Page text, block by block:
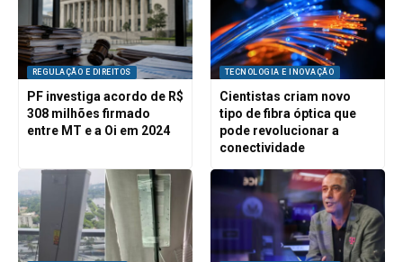
REGULAÇÃO E DIREITOS
PF investiga acordo de R$
308 milhões firmado
entre MT e a Oi em 2024
TECNOLOGIA E INOVAÇÃO
Cientistas criam novo
tipo de fibra óptica que
pode revolucionar a
conectividade